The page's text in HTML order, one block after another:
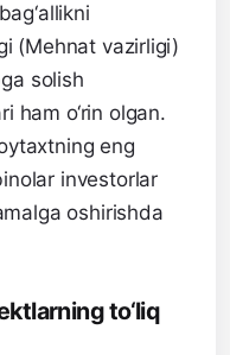
(Mehnat vazirligi)
solish
ham o‘rin olgan.
eng
investorlar
oshirishda
to‘liq